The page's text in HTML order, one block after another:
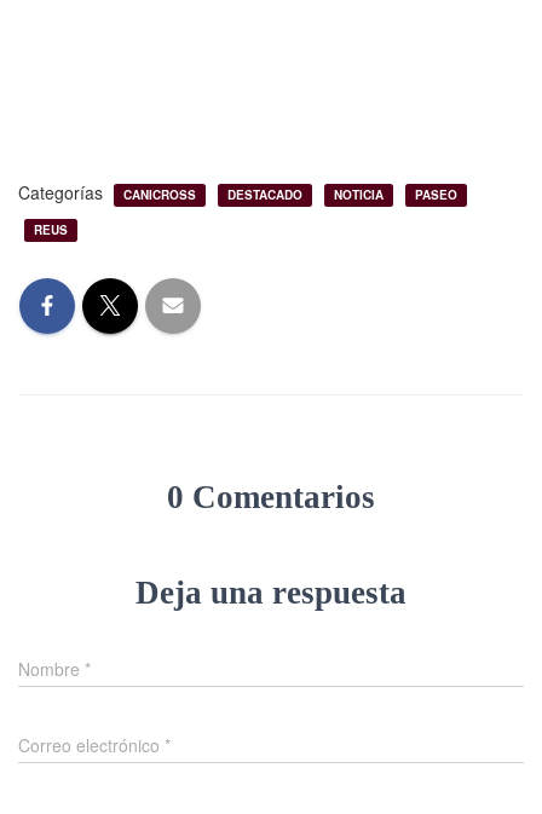
Categorías CANICROSS DESTACADO NOTICIA PASEO
REUS
0 Comentarios
Deja una respuesta
Nombre *
Correo electrónico *